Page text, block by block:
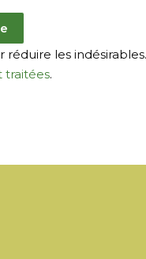
réduire les indésirables.
traitées.